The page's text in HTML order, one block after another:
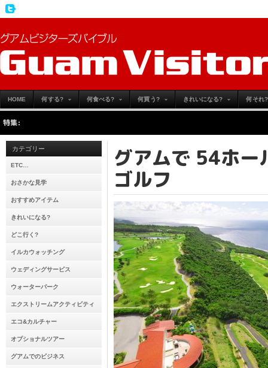
HOME 何する? 何食べる? 何買う? きれいになる? 何それ?
特集:
カテゴリー
ETC…
おさかな見学
おすすめアイテム
きれいになる?
どこ行く?
イルカウォッチング
ウェディングサービス
ウォーターパーク
エクストリームアクティビティ
エコ&カルチャー
オプショナルツアー
グアムでのビジネス
グアムで 54ホー
ゴルフ